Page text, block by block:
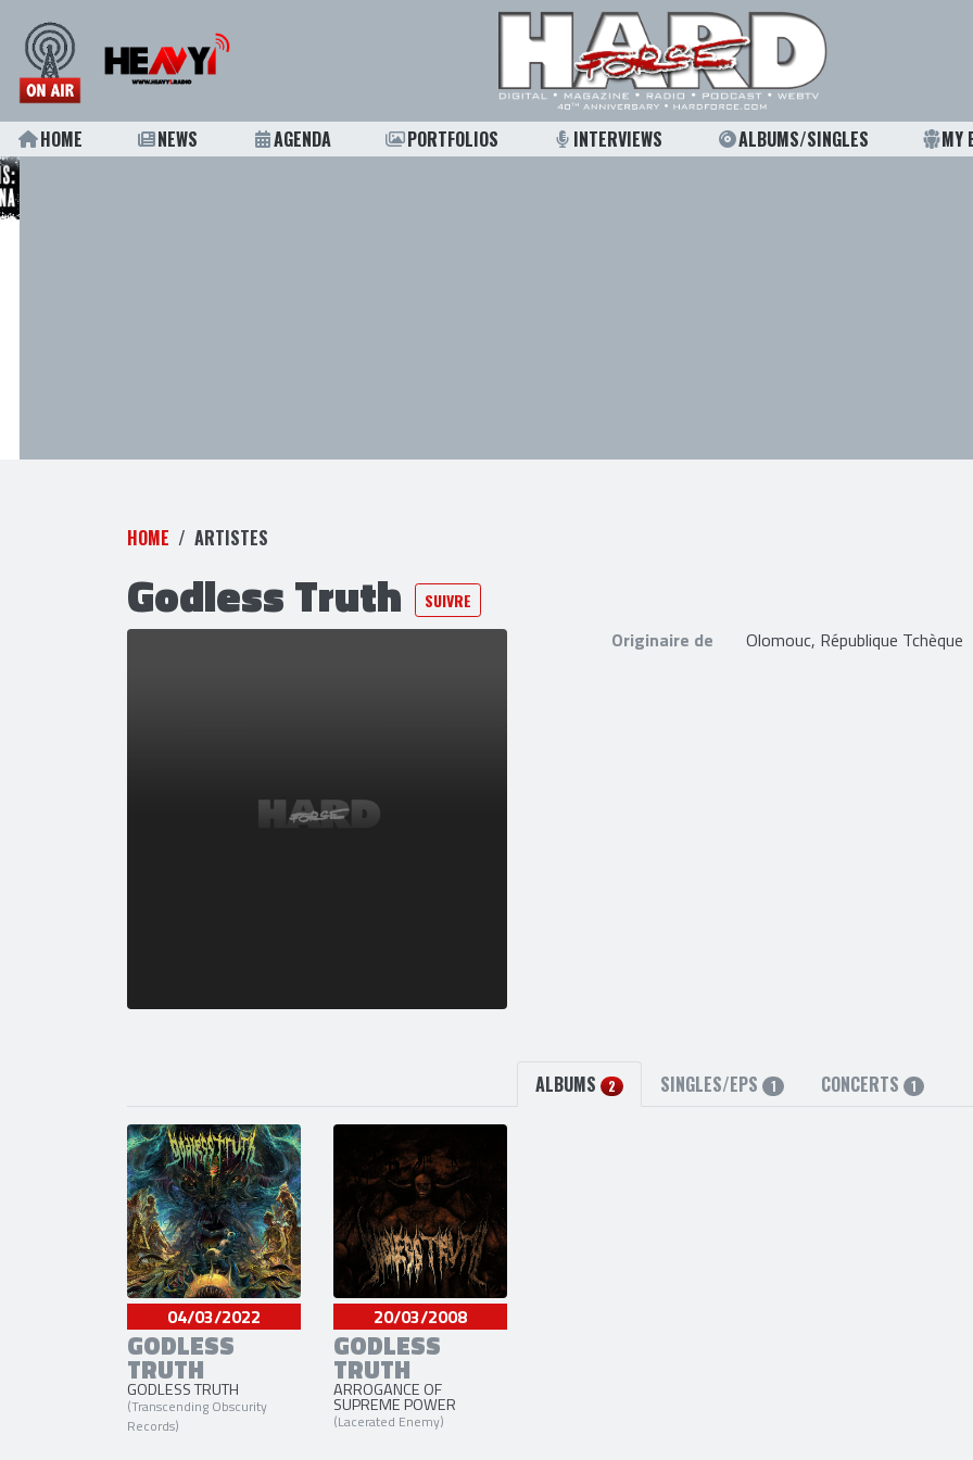
HOME NEWS AGENDA PORTFOLIOS INTERVIEWS ALBUMS/SINGLES MY
HOME ARTISTES
Godless Truth SUIVRE
Originaire de Olomouc, République Tchèque
ALBUMS 2 SINGLES/EPS 1 CONCERTS 1
04/03/2022
GODLESS
TRUTH
GODLESS TRUTH
(Transcending Obscurity
Records)
20/03/2008
GODLESS
TRUTH
ARROGANCE OF
SUPREME POWER
(Lacerated Enemy)